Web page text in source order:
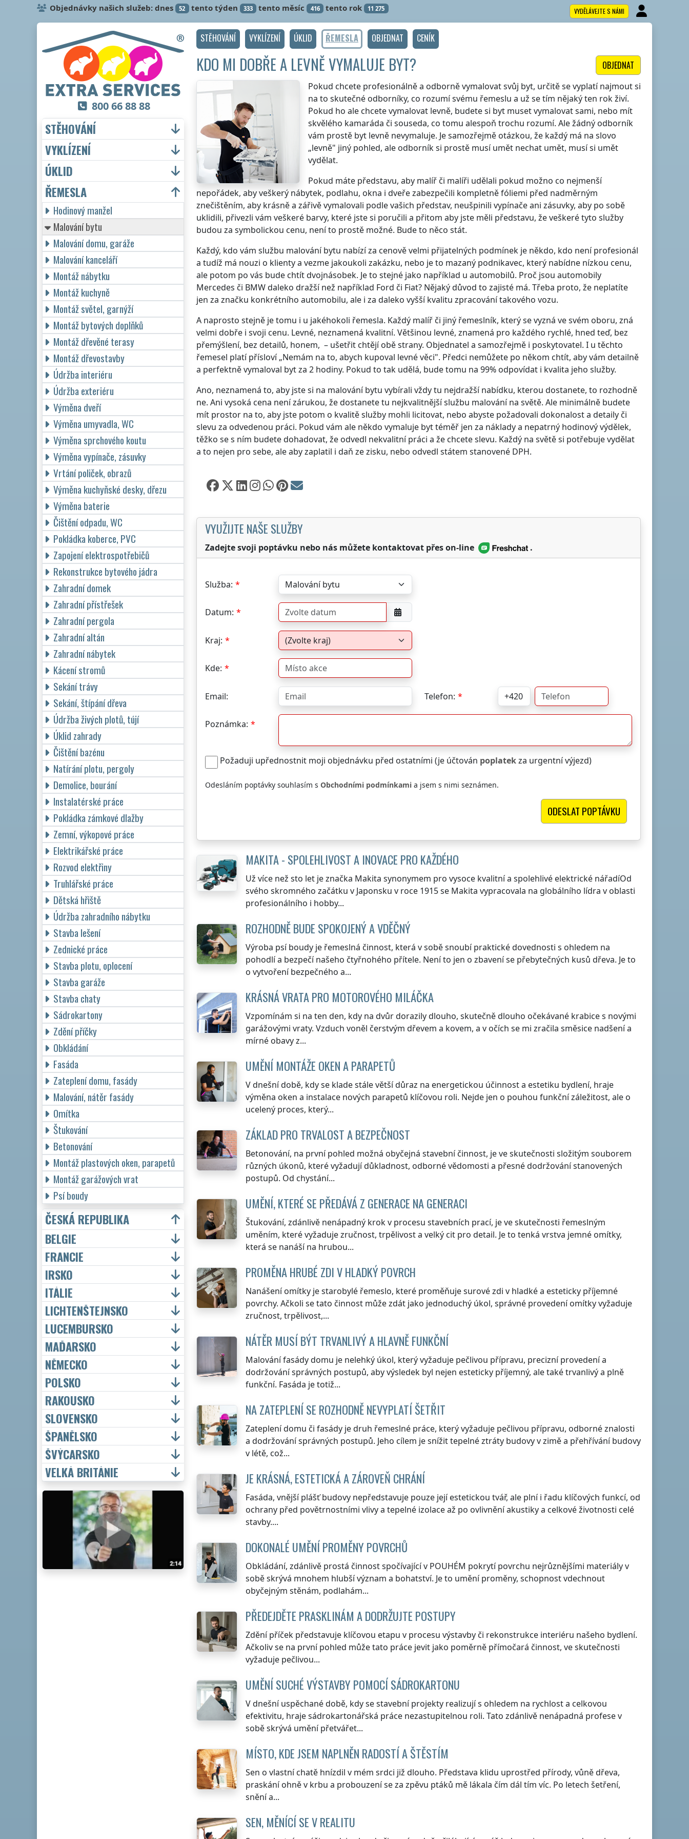
Objednávky našich služeb: dnes 52 tento týden 333 tento měsíc 416 tento rok 11 275 VYDĚLÁVEJTE S NÁMI
STĚHOVÁNÍ VYKLÍZENÍ ÚKLID ŘEMESLA OBJEDNAT CENÍK
KDO MI DOBŘE A LEVNĚ VYMALUJE BYT? OBJEDNAT
Pokud chcete profesionálně a odborně vymalovat svůj byt, určitě se vyplatí najmout si
na to skutečné odborníky, co rozumí svému řemeslu a už se tím nějaký ten rok živí.
Pokud ho ale chcete vymalovat levně, budete si byt muset vymalovat sami, nebo mít
skvělého kamaráda či souseda, co tomu alespoň trochu rozumí. Ale žádný odborník
vám prostě byt levně nevymaluje. Je samozřejmě otázkou, že každý má na slovo
„levně" jiný pohled, ale odborník si prostě musí umět nechat umět, musí si umět
vydělat.
Pokud máte představu, aby malíř či malíři udělali pokud možno co nejmenší
nepořádek, aby veškerý nábytek, podlahu, okna i dveře zabezpečili kompletně fóliemi před nadměrným
znečištěním, aby krásně a zářivě vymalovali podle vašich představ, neušpinili vypínače ani zásuvky, aby po sobě
uklidili, přivezli vám veškeré barvy, které jste si poručili a přitom aby jste měli představu, že veškeré tyto služby
budou za symbolickou cenu, není to prostě možné. Bude to něco stát.
Každý, kdo vám službu malování bytu nabízí za cenově velmi přijatelných podmínek je někdo, kdo není profesionál
a tudíž má nouzi o klienty a vezme jakoukoli zakázku, nebo je to mazaný podnikavec, který nabídne nízkou cenu,
ale potom po vás bude chtít dvojnásobek. Je to stejné jako například u automobilů. Proč jsou automobily
Mercedes či BMW daleko dražší než například Ford či Fiat? Nějaký důvod to zajisté má. Třeba proto, že neplatíte
jen za značku konkrétního automobilu, ale i za daleko vyšší kvalitu zpracování takového vozu.
A naprosto stejně je tomu i u jakéhokoli řemesla. Každý malíř či jiný řemeslník, který se vyzná ve svém oboru, zná
velmi dobře i svoji cenu. Levné, neznamená kvalitní. Většinou levné, znamená pro každého rychlé, hned teď, bez
přemýšlení, bez detailů, honem, – ušetřit chtějí obě strany. Objednatel a samozřejmě i poskytovatel. I u těchto
řemesel platí přísloví „Nemám na to, abych kupoval levné věci". Předci nemůžete po někom chtít, aby vám detailně
a perfektně vymaloval byt za 2 hodiny. Pokud to tak udělá, bude tomu na 99% odpovídat i kvalita jeho služby.
Ano, neznamená to, aby jste si na malování bytu vybírali vždy tu nejdražší nabídku, kterou dostanete, to rozhodně
ne. Ani vysoká cena není zárukou, že dostanete tu nejkvalitnější službu malování na světě. Ale minimálně budete
mít prostor na to, aby jste potom o kvalitě služby mohli licitovat, nebo abyste požadovali dokonalost a detaily či
slevu za odvedenou práci. Pokud vám ale někdo vymaluje byt téměř jen za náklady a nepatrný hodinový výdělek,
těžko se s ním budete dohadovat, že odvedl nekvalitní práci a že chcete slevu. Každý na světě si potřebuje vydělat
a to nejen pro sebe, ale aby zaplatil i daň ze zisku, nebo odvedl státem stanovené DPH.
VYUŽIJTE NAŠE SLUŽBY
Zadejte svoji poptávku nebo nás můžete kontaktovat přes on-line .
Služba:
Datum:
Kraj:
Kde:
Email: Telefon:
Poznámka:
Požaduji upřednostnit moji objednávku před ostatními (je účtován poplatekza urgentní výjezd)
Odesláním poptávky souhlasím s Obchodními podmínkami a jsem s nimi seznámen.
MAKITA - SPOLEHLIVOST A INOVACE PRO KAŽDÉHO
Už více než sto let je značka Makita synonymem pro vysoce kvalitní a spolehlivé elektrické nářadíOd
svého skromného začátku v Japonsku v roce 1915 se Makita vypracovala na globálního lídra v oblasti
profesionálního i hobby...
ROZHODNĚ BUDE SPOKOJENÝ A VDĚČNÝ
Výroba psí boudy je řemeslná činnost, která v sobě snoubí praktické dovednosti s ohledem na
pohodlí a bezpečí našeho čtyřnohého přítele. Není to jen o zbavení se přebytečných kusů dřeva. Je to
o vytvoření bezpečného a...
KRÁSNÁ VRATA PRO MOTOROVÉHO MILÁČKA
Vzpomínám si na ten den, kdy na dvůr dorazily dlouho, skutečně dlouho očekávané krabice s novými
garážovými vraty. Vzduch voněl čerstvým dřevem a kovem, a v očích se mi zračila směsice nadšení a
mírné obavy z...
UMĚNÍ MONTÁŽE OKEN A PARAPETŮ
V dnešní době, kdy se klade stále větší důraz na energetickou účinnost a estetiku bydlení, hraje
výměna oken a instalace nových parapetů klíčovou roli. Nejde jen o pouhou funkční záležitost, ale o
ucelený proces, který...
ZÁKLAD PRO TRVALOST A BEZPEČNOST
Betonování, na první pohled možná obyčejná stavební činnost, je ve skutečnosti složitým souborem
různých úkonů, které vyžadují důkladnost, odborné vědomosti a přesné dodržování stanovených
postupů. Od chystání...
UMĚNÍ, KTERÉ SE PŘEDÁVÁ Z GENERACE NA GENERACI
Štukování, zdánlivě nenápadný krok v procesu stavebních prací, je ve skutečnosti řemeslným
uměním, které vyžaduje zručnost, trpělivost a velký cit pro detail. Je to tenká vrstva jemné omítky,
která se nanáší na hrubou...
PROMĚNA HRUBÉ ZDI V HLADKÝ POVRCH
Nanášení omítky je starobylé řemeslo, které proměňuje surové zdi v hladké a esteticky příjemné
povrchy. Ačkoli se tato činnost může zdát jako jednoduchý úkol, správné provedení omítky vyžaduje
zručnost, trpělivost,...
NÁTĚR MUSÍ BÝT TRVANLIVÝ A HLAVNĚ FUNKČNÍ
Malování fasády domu je nelehký úkol, který vyžaduje pečlivou přípravu, precizní provedení a
dodržování správných postupů, aby výsledek byl nejen esteticky příjemný, ale také trvanlivý a plně
funkční. Fasáda je totiž...
NA ZATEPLENÍ SE ROZHODNĚ NEVYPLATÍ ŠETŘIT
Zateplení domu či fasády je druh řemeslné práce, který vyžaduje pečlivou přípravu, odborné znalosti
a dodržování správných postupů. Jeho cílem je snížit tepelné ztráty budovy v zimě a přehřívání budovy
v létě, což...
JE KRÁSNÁ, ESTETICKÁ A ZÁROVEŇ CHRÁNÍ
Fasáda, vnější plášť budovy nepředstavuje pouze její estetickou tvář, ale plní i řadu klíčových funkcí, od
ochrany před povětrnostními vlivy a tepelné izolace až po ovlivnění akustiky a celkové životnosti celé
stavby....
DOKONALÉ UMĚNÍ PROMĚNY POVRCHŮ
Obkládání, zdánlivě prostá činnost spočívající v POUHÉM pokrytí povrchu nejrůznějšími materiály v
sobě skrývá mnohem hlubší význam a bohatství. Je to umění proměny, schopnost vdechnout
obyčejným stěnám, podlahám...
PŘEDEJDĚTE PRASKLINÁM A DODRŽUJTE POSTUPY
Zdění příček představuje klíčovou etapu v procesu výstavby či rekonstrukce interiéru našeho bydlení.
Ačkoliv se na první pohled může tato práce jevit jako poměrně přímočará činnost, ve skutečnosti
vyžaduje pečlivou...
UMĚNÍ SUCHÉ VÝSTAVBY POMOCÍ SÁDROKARTONU
V dnešní uspěchané době, kdy se stavební projekty realizují s ohledem na rychlost a celkovou
efektivitu, hraje sádrokartonářská práce nezastupitelnou roli. Tato zdánlivě nenápadná profese v
sobě skrývá umění přetvářet...
MÍSTO, KDE JSEM NAPLNĚN RADOSTÍ A ŠTĚSTÍM
Sen o vlastní chatě hnízdil v mém srdci již dlouho. Představa klidu uprostřed přírody, vůně dřeva,
praskání ohně v krbu a probouzení se za zpěvu ptáků mě lákala čím dál tím víc. Po letech šetření,
snění a...
SEN, MĚNÍCÍ SE V REALITU
800 66 88 88
STĚHOVÁNÍ
VYKLÍZENÍ
ÚKLID
ŘEMESLA
Hodinový manžel
Malování bytu
Malování domu, garáže
Malování kanceláří
Montáž nábytku
Montáž kuchyně
Montáž světel, garnýží
Montáž bytových doplňků
Montáž dřevěné terasy
Montáž dřevostavby
Údržba interiéru
Údržba exteriéru
Výměna dveří
Výměna umyvadla, WC
Výměna sprchového koutu
Výměna vypínače, zásuvky
Vrtání poliček, obrazů
Výměna kuchyňské desky, dřezu
Výměna baterie
Čištění odpadu, WC
Pokládka koberce, PVC
Zapojení elektrospotřebičů
Rekonstrukce bytového jádra
Zahradní domek
Zahradní přístřešek
Zahradní pergola
Zahradní altán
Zahradní nábytek
Kácení stromů
Sekání trávy
Sekání, štípání dřeva
Údržba živých plotů, tújí
Úklid zahrady
Čištění bazénu
Natírání plotu, pergoly
Demolice, bourání
Instalatérské práce
Pokládka zámkové dlažby
Zemní, výkopové práce
Elektrikářské práce
Rozvod elektřiny
Truhlářské práce
Dětská hřiště
Údržba zahradního nábytku
Stavba lešení
Zednické práce
Stavba plotu, oplocení
Stavba garáže
Stavba chaty
Sádrokartony
Zdění příčky
Obkládání
Fasáda
Zateplení domu, fasády
Malování, nátěr fasády
Omítka
Štukování
Betonování
Montáž plastových oken, parapetů
Montáž garážových vrat
Psí boudy
ČESKÁ REPUBLIKA
BELGIE
FRANCIE
IRSKO
ITÁLIE
LICHTENŠTEJNSKO
LUCEMBURSKO
MAĎARSKO
NĚMECKO
POLSKO
RAKOUSKO
SLOVENSKO
ŠPANĚLSKO
ŠVÝCARSKO
VELKÁ BRITÁNIE